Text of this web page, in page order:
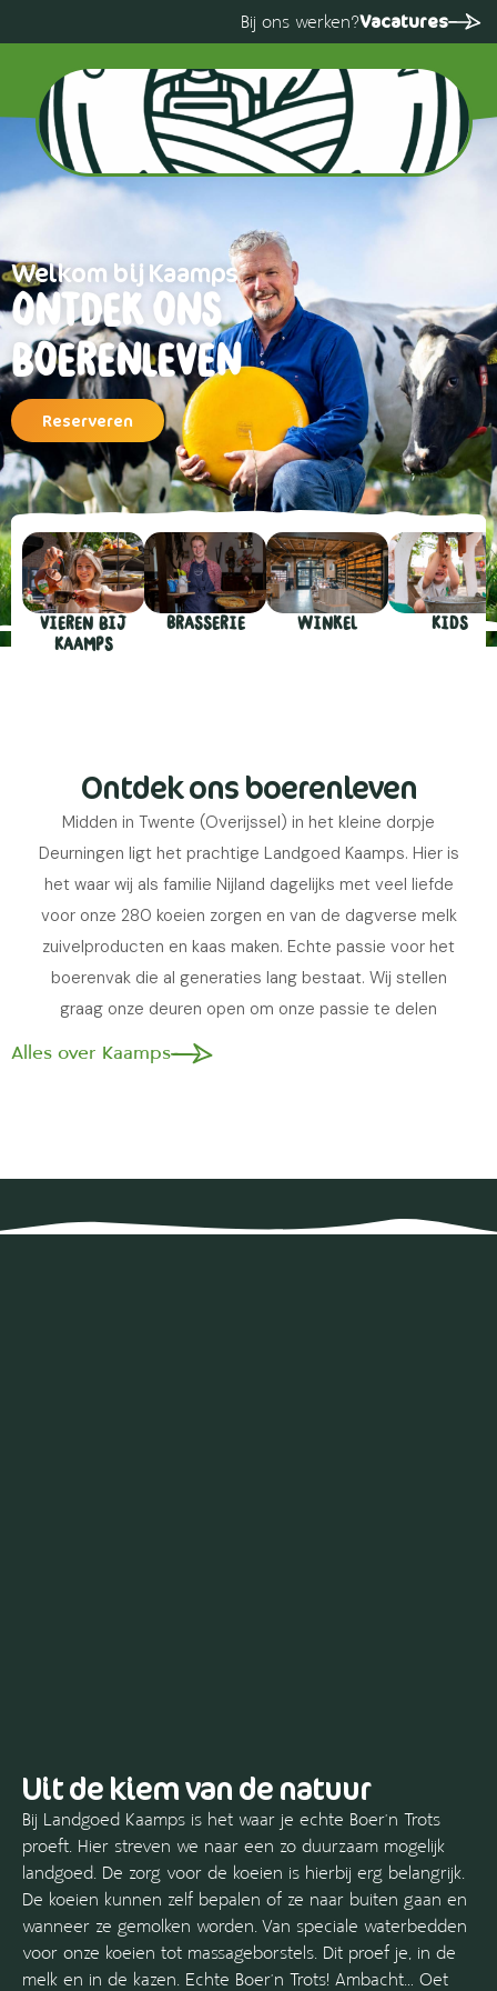
Bij ons werken?Vacatures
Welkom bij Kaamps
Ontdek ons
boerenleven
Reserveren
Vieren bij
Kaamps
Brasserie Winkel Kids
Ontdek ons boerenleven
Midden in Twente (Overijssel) in het kleine dorpje
Deurningen ligt het prachtige Landgoed Kaamps. Hier is
het waar wij als familie Nijland dagelijks met veel liefde
voor onze 280 koeien zorgen en van de dagverse melk
zuivelproducten en kaas maken. Echte passie voor het
boerenvak die al generaties lang bestaat. Wij stellen
graag onze deuren open om onze passie te delen
Alles over Kaamps
Uit de kiem van de natuur
Bij Landgoed Kaamps is het waar je echte Boer’n Trots
proeft. Hier streven we naar een zo duurzaam mogelijk
landgoed. De zorg voor de koeien is hierbij erg belangrijk.
De koeien kunnen zelf bepalen of ze naar buiten gaan en
wanneer ze gemolken worden. Van speciale waterbedden
voor onze koeien tot massageborstels. Dit proef je, in de
melk en in de kazen. Echte Boer’n Trots! Ambacht… Oet